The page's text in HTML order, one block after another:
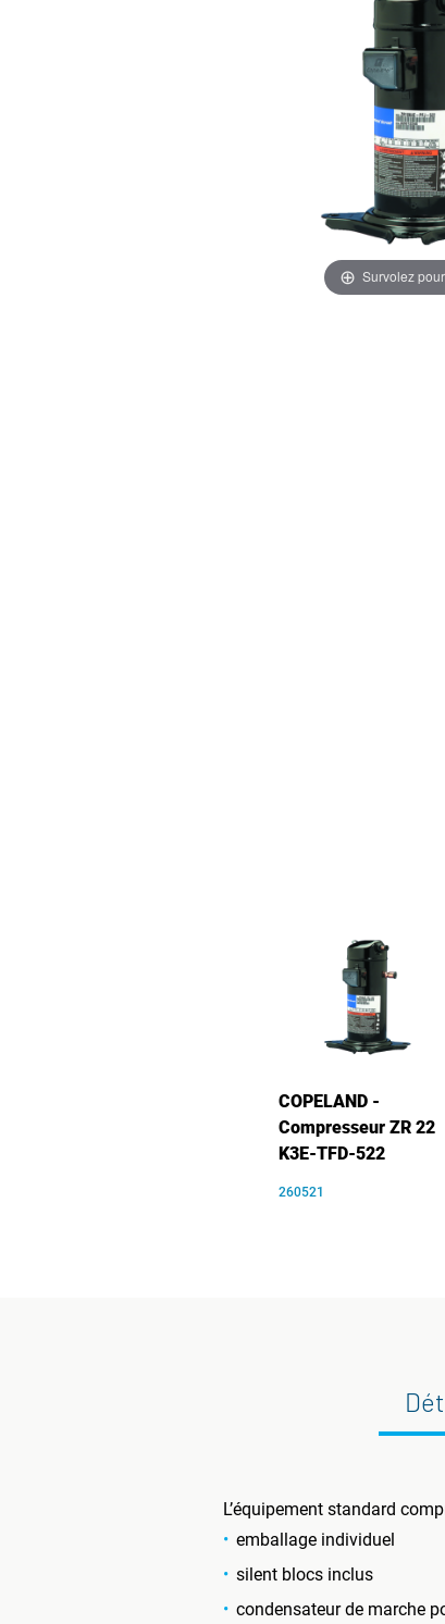
Survolez
COPELAND -
Compresseur ZR 22
K3E-TFD-522
260521
L’équipement standard
emballage individuel
silent blocs inclus
condensateur de marche